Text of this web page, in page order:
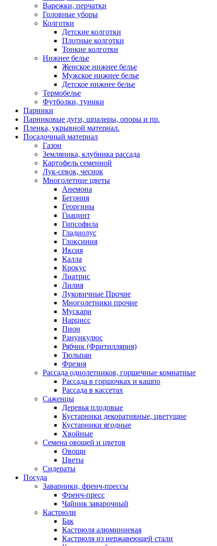
Варежки, перчатки
Головные уборы
Колготки
Детские колготки
Плотные колготки
Тонкие колготки
Нижнее белье
Женское нижнее белье
Мужское нижнее белье
Детское нижнее белье
Термобелье
Футболки, туники
Парники
Парниковые дуги, шпалеры, опоры и пр.
Пленка, укрывной материал.
Посадочный материал
Газон
Земляника, клубника рассада
Картофель семенной
Лук-севок, чеснок
Многолетние цветы
Анемона
Бегония
Георгины
Гиацинт
Гипсофила
Гладиолус
Глоксиния
Иксия
Калла
Крокус
Лиатрис
Лилия
Луковичные Прочие
Многолетники прочие
Мускари
Нарцисс
Пион
Ранункулюс
Рябчик (Фритиллярия)
Тюльпан
Фрезия
Рассада однолетников, горшечные комнатные
Рассада в горшочках и кашпо
Рассада в кассетах
Саженцы
Деревья плодовые
Кустарники декоративные, цветущие
Кустарники ягодные
Хвойные
Семена овощей и цветов
Овощи
Цветы
Сидераты
Посуда
Заварники, френч-прессы
Френч-пресс
Чайник заварочный
Кастрюли
Бак
Кастрюля алюминиевая
Кастрюля из нержавеющей стали